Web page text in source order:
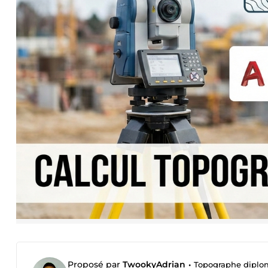
Proposé par TwookyAdrian • Topographe